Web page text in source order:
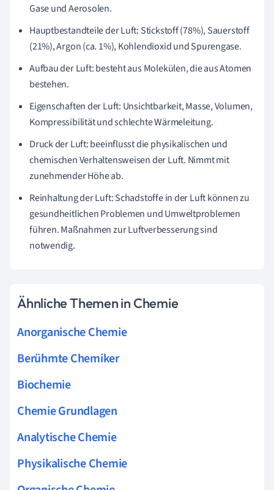
Gase und Aerosolen.
Hauptbestandteile der Luft: Stickstoff (78%), Sauerstoff
(21%), Argon (ca. 1%), Kohlendioxid und Spurengase.
Aufbau der Luft: besteht aus Molekülen, die aus Atomen
bestehen.
Eigenschaften der Luft: Unsichtbarkeit, Masse, Volumen,
Kompressibilität und schlechte Wärmeleitung.
Druck der Luft: beeinflusst die physikalischen und
chemischen Verhaltensweisen der Luft. Nimmt mit
zunehmender Höhe ab.
Reinhaltung der Luft: Schadstoffe in der Luft können zu
gesundheitlichen Problemen und Umweltproblemen
führen. Maßnahmen zur Luftverbesserung sind
notwendig.
Ähnliche Themen in Chemie
Anorganische Chemie
Berühmte Chemiker
Biochemie
Chemie Grundlagen
Analytische Chemie
Physikalische Chemie